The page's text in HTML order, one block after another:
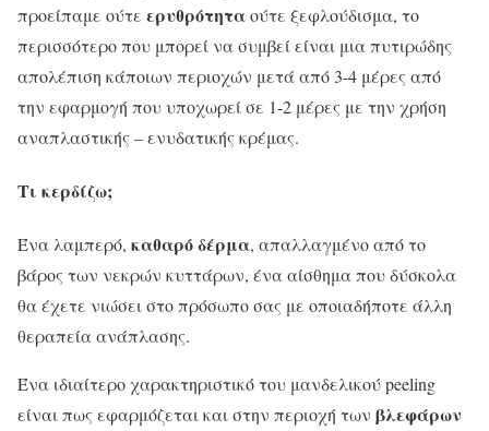
προείπαμε ούτε ερυθρότηταούτε ξεφλούδισμα, το
περισσότερο που μπορεί να συμβεί είναι μια πυτιρώδης
απολέπιση κάποιων περιοχών μετά από 3-4 μέρες από
την εφαρμογή που υποχωρεί σε 1-2 μέρες με την χρήση
αναπλαστικής – ενυδατικής κρέμας.
Τι κερδίζω;
Ένα λαμπερό, καθαρό δέρμα, απαλλαγμένο από το
βάρος των νεκρών κυττάρων, ένα αίσθημα που δύσκολα
θα έχετε νιώσει στο πρόσωπο σας με οποιαδήποτε άλλη
θεραπεία ανάπλασης.
Ένα ιδιαίτερο χαρακτηριστικό του μανδελικού peeling
είναι πως εφαρμόζεται και στην περιοχή των βλεφάρων